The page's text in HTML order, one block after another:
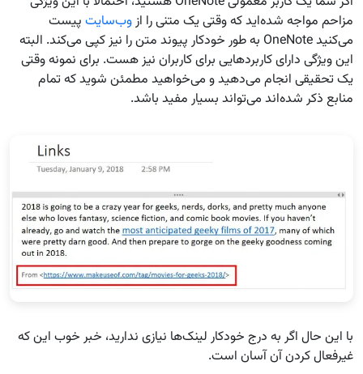
مزاحم مواجه شده‌اید که وقتی یک متنی را ازوب‌سایت پیست
می‌کنید OneNote به طور خودکار پیوند متن را نیز کپی می‌کند. البته
این ویژگی دارای کاربردهایی برای کاربران نیز هست. برای نمونه وقتی
یک تحقیقی انجام می‌دهید و می‌خواهید مطمئن شوید که تمام
منابع ذکر شده‌اند می‌تواند بسیار مفید باشد.
با این حال اگر به درج خودکار لینک‌ها نیازی ندارید، خبر خوب این که
غیرفعال کردن آن آسان است.